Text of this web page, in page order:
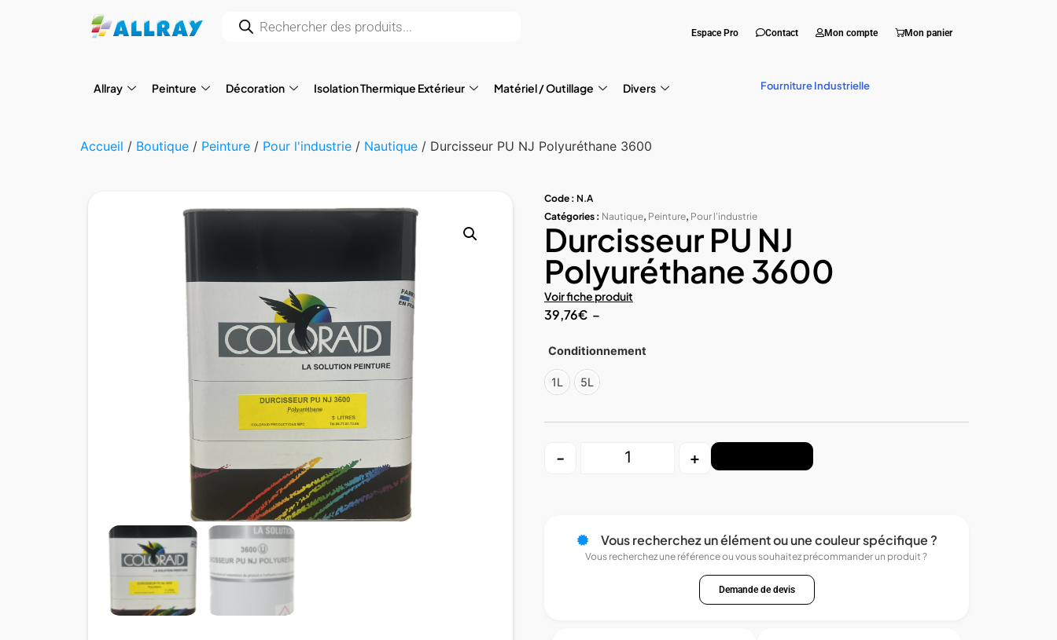
Espace Pro Contact Mon compte Mon panier
Allray Peinture Décoration Isolation Thermique Extérieur Matériel / Outillage Divers Fourniture Industrielle
Accueil / Boutique / Peinture / Pour l'industrie / Nautique / Durcisseur PU NJ Polyuréthane 3600
Code : N.A
Catégories : Nautique, Peinture, Pour l'industrie
Durcisseur PU NJ
Polyuréthane 3600
Voir fiche produit
39,76€ –
Conditionnement
1L 5L
- +
Vous recherchez un élément ou une couleur spécifique ?
Vous recherchez une référence ou vous souhaitez précommander un produit ?
Demande de devis